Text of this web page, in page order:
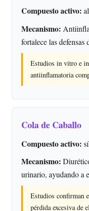
Compuesto activo:
Mecanismo:
fortalece las
Estudios in vitro e
antiinflamatoria
Cola de Caballo
Compuesto activo:
Mecanismo:
urinario, ayudando a
Estudios confirman
pérdida excesiva de